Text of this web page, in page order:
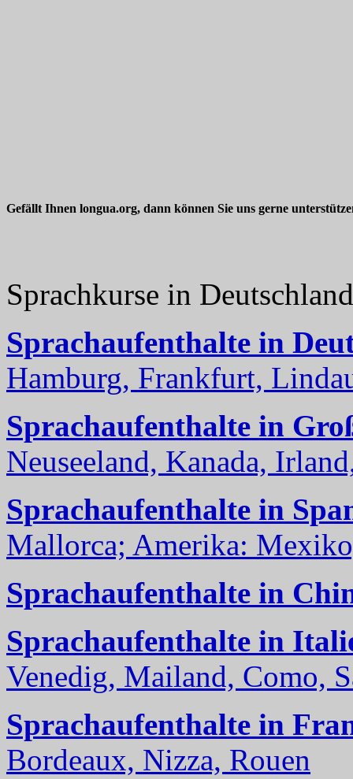
Gefällt Ihnen longua.org, dann können Sie uns gerne
Sprachkurse in
Sprachaufenthalte in
Hamburg, Frankfurt,
Sprachaufenthalte in
Neuseeland, Kanada,
Sprachaufenthalte in
Mallorca; Amerika:
Sprachaufenthalte in
Sprachaufenthalte in
Venedig, Mailand, Como,
Sprachaufenthalte in
Bordeaux, Nizza, Rouen